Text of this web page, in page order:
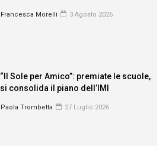
Francesca Morelli 3 Agosto 2026
“Il Sole per Amico”: premiate le scuole,
si consolida il piano dell’IMI
Paola Trombetta 27 Luglio 2026